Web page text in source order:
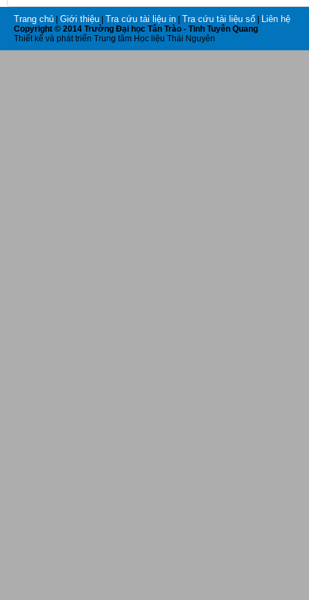
Trang chủ | Giới thiệu | Tra cứu tài liệu in | Tra cứu tài liệu số | Liên hệ
Copyright © 2014 Trường Đại học Tân Trào - Tinh Tuyên Quang
Thiết kế và phát triển Trung tâm Học liệu Thái Nguyên